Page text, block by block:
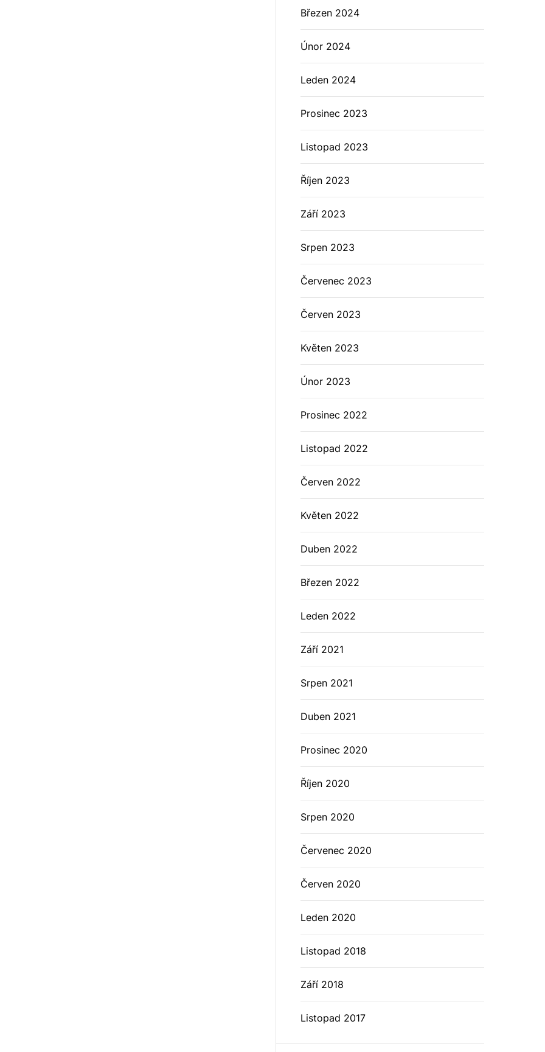
Březen 2024
Únor 2024
Leden 2024
Prosinec 2023
Listopad 2023
Říjen 2023
Září 2023
Srpen 2023
Červenec 2023
Červen 2023
Květen 2023
Únor 2023
Prosinec 2022
Listopad 2022
Červen 2022
Květen 2022
Duben 2022
Březen 2022
Leden 2022
Září 2021
Srpen 2021
Duben 2021
Prosinec 2020
Říjen 2020
Srpen 2020
Červenec 2020
Červen 2020
Leden 2020
Listopad 2018
Září 2018
Listopad 2017